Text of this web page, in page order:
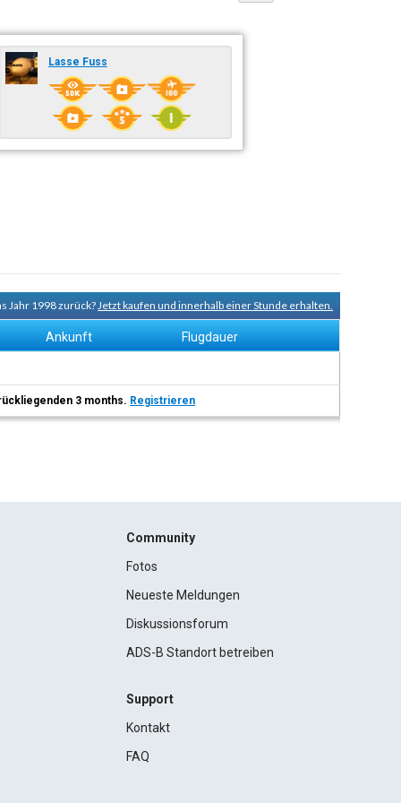
Lasse Fuss
Jahr 1998 zurück?Jetzt kaufen und innerhalb einer Stunde erhalten.
Ankunft Flugdauer
3 months. Registrieren
Community
Fotos
Neueste Meldungen
Diskussionsforum
ADS-B Standort betreiben
Support
Kontakt
FAQ